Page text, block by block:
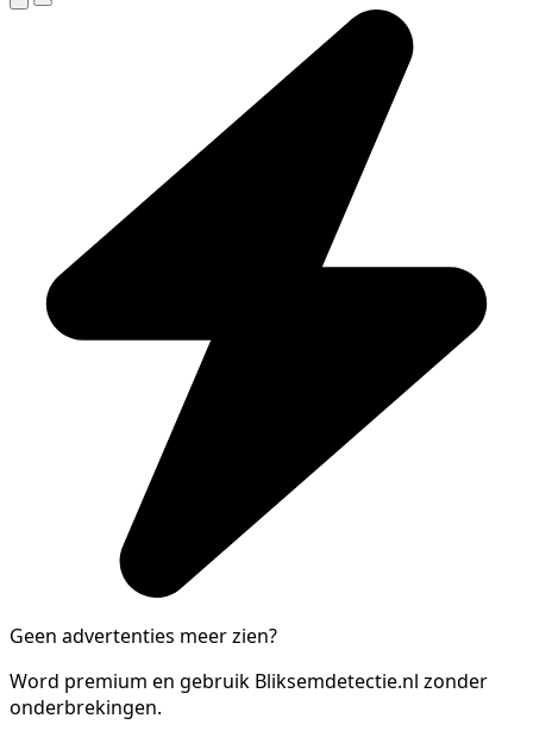
Geen advertenties meer zien?
Word premium en gebruik Bliksemdetectie.nl zonder
onderbrekingen.